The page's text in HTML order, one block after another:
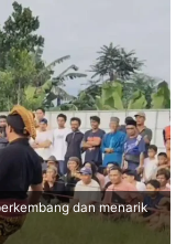
dan menarik